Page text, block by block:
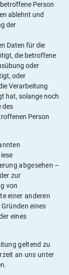
Person
ablehnt und
der
Daten für die
die betroffene
oder
oder
Verarbeitung
hat, solange noch
des
Person
abgesehen –
zur
von
einer anderen
eines
eines
geltend zu
an uns unter